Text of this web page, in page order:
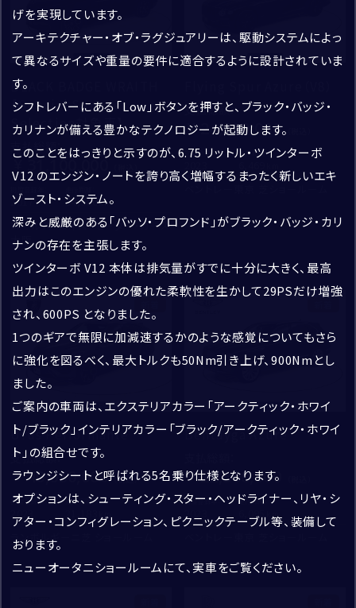
ショールーム＆サービスセンター
採用情報
お問い合わせ
BLACK BADGE WRAITH
【Special Summer
Selection対象車】
支払総額：
31,100,000
2017
34,900
ロールス・ロイス・モーター・カーズ
大阪
支払総額：
24,000,000
初度登録年： 走行距離：
Urus Performante
支払総額：
40,050,000
初度登録年：
2023
走行距離：
ランボルギーニ芝 ショールーム
Bentayga Azure
22,300,000
初度登録年：
2023
走行距離：
6,095
げを実現しています。
アーキテクチャー・オブ・ラグジュアリーは、駆動システムによっ
て異なるサイズや重量の要件に適合するように設計されていま
す。
シフトレバーにある「Low」ボタンを押すと、ブラック・バッジ・
カリナンが備える豊かなテクノロジーが起動します。
このことをはっきりと示すのが、6.75 リットル・ツインターボ
V12 のエンジン・ノートを誇り高く増幅するまったく新しいエキ
ゾースト・システム。
深みと威厳のある「バッソ・プロフンド」がブラック・バッジ・カリ
ナンの存在を主張します。
ツインターボ V12 本体は排気量がすでに十分に大きく、最高
出力はこのエンジンの優れた柔軟性を生かして29PSだけ増強
され、600PS となりました。
1つのギアで無限に加減速するかのような感覚についてもさら
に強化を図るべく、最大トルクも50Nm引き上げ、900Nmとし
ました。
ご案内の車両は、エクステリアカラー「アークティック・ホワイ
ト/ブラック」インテリアカラー「ブラック/アークティック・ホワイ
ト」の組合せです。
ラウンジシートと呼ばれる5名乗り仕様となります。
オプションは、シューティング・スター・ヘッドライナー、リヤ・シ
アター・コンフィグレーション、ピクニックテーブル等、装備して
おります。
ニューオータニショールームにて、実車をご覧ください。
例）03-1234-5678
メールアドレス *
※半角英数字
※半角英数字
郵便番号 -
都道府県
市区町村・番地
建物名・部屋番号
CORNES TOP